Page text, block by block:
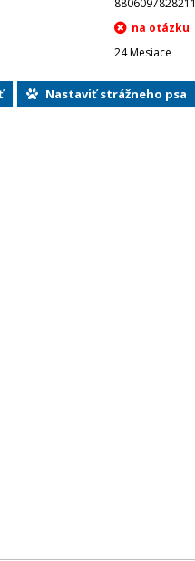
8806097828211
24 Mesiace
Nastaviť strážneho psa